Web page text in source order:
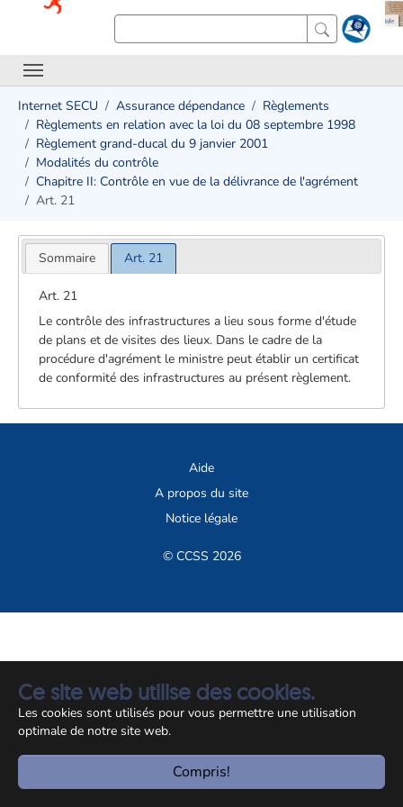
Ce site web utilise des cookies.
Les cookies sont utilisés pour vous permettre une utilisation
optimale de notre site web.
Compris!
Internet SECU Assurance dépendance
Règlements
Règlements en relation avec la loi du 08 septembre 1998
Règlement grand-ducal du 9 janvier 2001
Modalités du contrôle
Chapitre II: Contrôle en vue de la délivrance de l'agrément
Art. 21
Sommaire Art. 21
Art. 21
Le contrôle des infrastructures a lieu sous forme d'étude
de plans et de visites des lieux. Dans le cadre de la
procédure d'agrément le ministre peut établir un certificat
de conformité des infrastructures au présent règlement.
Aide
A propos du site
Notice légale
© CCSS 2026